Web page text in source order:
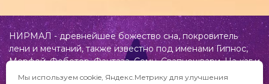
НИРМАЛ - древнейшее божество сна, покровитель
лени и мечтаний, также известно под именами Гипнос,
Морфей, Фобетор, Фантаза, Сомн, Свапнещвари, На-хаг и
др.Мы используем cookie, Яндекс.Метрику для улучшения